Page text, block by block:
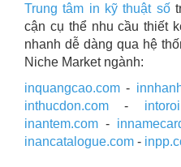
Trung tâm in kỹ thuật số
cận cụ thể nhu cầu thiết
nhanh dễ dàng qua hệ
Niche Market ngành:
inquangcao.com -
inthucdon.com -
inantem.com -
inancatalogue.com -